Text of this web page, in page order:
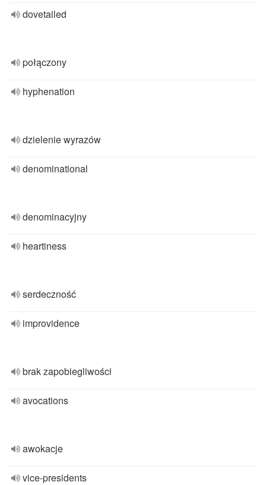
dovetailed
połączony
hyphenation
dzielenie wyrazów
denominational
denominacyjny
heartiness
serdeczność
improvidence
brak zapobiegliwości
avocations
awokacje
vice-presidents